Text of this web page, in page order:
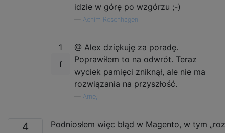
idzie w górę po wzgórzu ;-)
Achim Rosenhagen
1
@ Alex dziękuję za poradę.
Poprawiłem to na odwrót. Teraz
wyciek pamięci zniknął, ale nie ma
rozwiązania na przyszłość.
Arne,
4
Podniosłem więc błąd w Magento, w tym